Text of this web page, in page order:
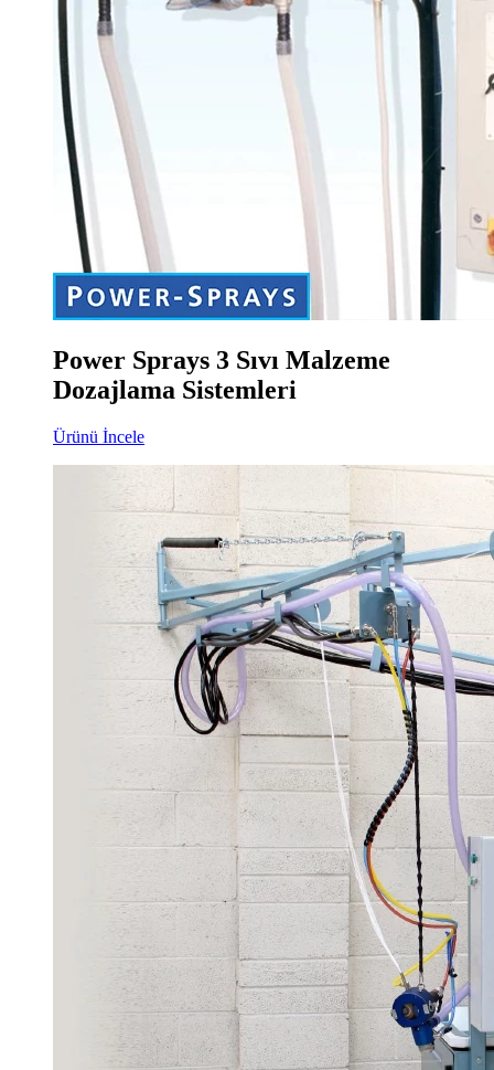
Power Sprays 3 Sıvı Malzeme
Dozajlama Sistemleri
Ürünü İncele